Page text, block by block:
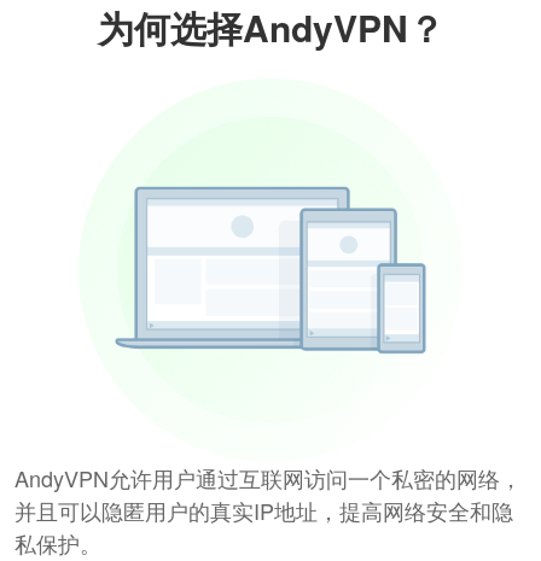
为何选择AndyVPN？
AndyVPN允许用户通过互联网访问一个私密的网络，
并且可以隐匿用户的真实IP地址，提高网络安全和隐
私保护。